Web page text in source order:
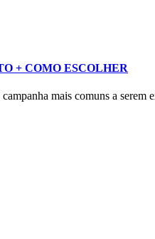
+ COMO ESCOLHER
mais comuns a